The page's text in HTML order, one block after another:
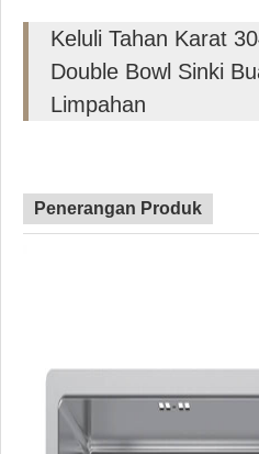
Keluli Tahan Karat
Double Bowl Sinki
Limpahan
Penerangan Produk